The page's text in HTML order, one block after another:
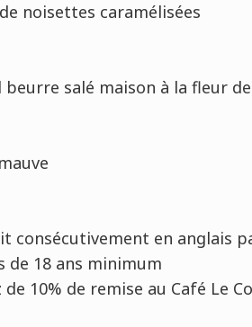
noisettes caramélisées
salé maison à la fleur
consécutivement en anglais
de 18 ans minimum
10% de remise au Café Le